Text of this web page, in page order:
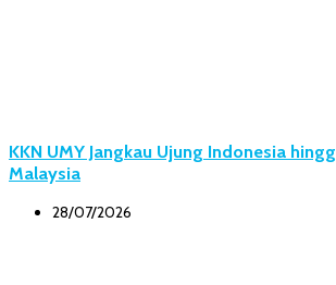
KKN UMY Jangkau Ujung Indonesia
Malaysia
28/07/2026